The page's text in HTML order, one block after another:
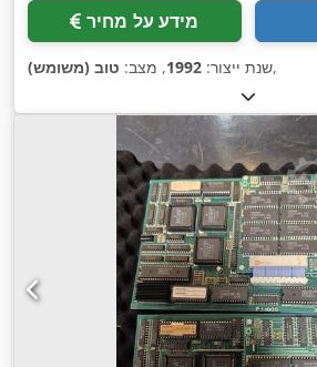
מידע על מחיר
שנת ייצור: 1992, מצב: טוב (משומש) ,